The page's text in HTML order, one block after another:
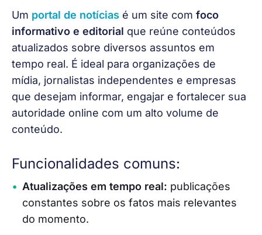
Um portal de notícias é um site com foco
informativo e editorial que reúne conteúdos
atualizados sobre diversos assuntos em
tempo real. É ideal para organizações de
mídia, jornalistas independentes e empresas
que desejam informar, engajar e fortalecer sua
autoridade online com um alto volume de
conteúdo.
Funcionalidades comuns:
Atualizações em tempo real: publicações
constantes sobre os fatos mais relevantes
do momento.